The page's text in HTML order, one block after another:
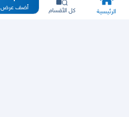
الرئيسية كل الأقسام أضف عرض